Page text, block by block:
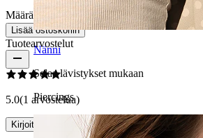
Nänni
Selaa lävistykset mukaan
Piercings
Määrä: 1
Lisää ostoskoriin
Tuotearvostelut
5.0(1 arvostelua)
Kirjoita arvostelu